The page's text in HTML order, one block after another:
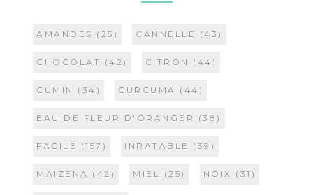
AMANDES (25) CANNELLE (43)
CHOCOLAT (42) CITRON (44)
CUMIN (34) CURCUMA (44)
EAU DE FLEUR D'ORANGER (38)
FACILE (157) INRATABLE (39)
MAIZENA (42) MIEL (25) NOIX (31)